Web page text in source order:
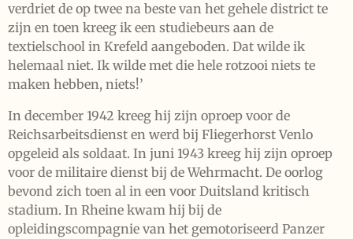
verdriet de op twee na beste van het gehele district te
zijn en toen kreeg ik een studiebeurs aan de
textielschool in Krefeld aangeboden. Dat wilde ik
helemaal niet. Ik wilde met die hele rotzooi niets te
maken hebben, niets!’
In december 1942 kreeg hij zijn oproep voor de
Reichsarbeitsdienst en werd bij Fliegerhorst Venlo
opgeleid als soldaat. In juni 1943 kreeg hij zijn oproep
voor de militaire dienst bij de Wehrmacht. De oorlog
bevond zich toen al in een voor Duitsland kritisch
stadium. In Rheine kwam hij bij de
opleidingscompagnie van het gemotoriseerd Panzer